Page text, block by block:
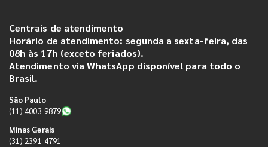
Centrais de atendimento
Horário de atendimento: segunda a sexta-feira, das
08h às 17h (exceto feriados).
Atendimento via WhatsApp disponível para todo o
Brasil.
São Paulo
(11) 4003-9879
Minas Gerais
(31) 2391-4791